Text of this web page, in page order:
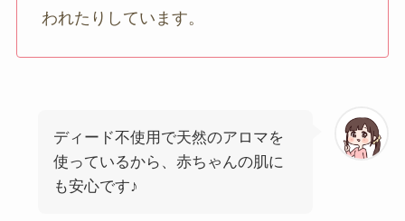
われたりしています。
ディード不使用で天然のアロマを
使っているから、赤ちゃんの肌に
も安心です♪